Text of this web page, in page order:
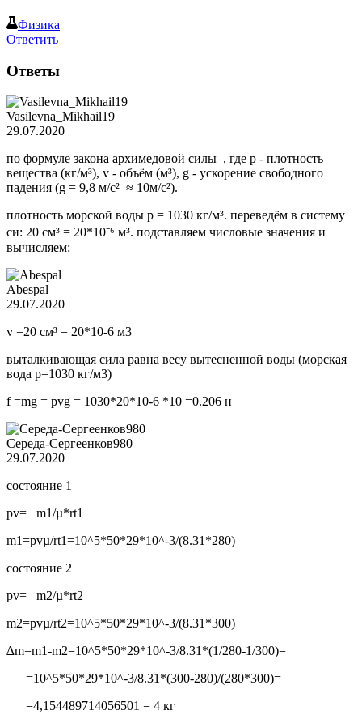
Физика
Ответить
Ответы
Vasilevna_Mikhail19
29.07.2020
по формуле закона архимедовой силы , где р - плотность
вещества (кг/м³), v - объём (м³), g - ускорение свободного
падения (g = 9,8 м/с² ≈ 10м/с²).
плотность морской воды р = 1030 кг/м³. переведём в систему
си: 20 см³ = 20*10⁻⁶ м³. подставляем числовые значения и
вычисляем:
Abespal
29.07.2020
v =20 см³ = 20*10-6 м3
выталкивающая сила равна весу вытесненной воды (морская
вода p=1030 кг/м3)
f =mg = pvg = 1030*20*10-6 *10 =0.206 н
Середа-Сергеенков980
29.07.2020
состояние 1
pv= m1/µ*rt1
m1=pvµ/rt1=10^5*50*29*10^-3/(8.31*280)
состояние 2
pv= m2/µ*rt2
m2=pvµ/rt2=10^5*50*29*10^-3/(8.31*300)
∆m=m1-m2=10^5*50*29*10^-3/8.31*(1/280-1/300)=
=10^5*50*29*10^-3/8.31*(300-280)/(280*300)=
=4,154489714056501 = 4 кг